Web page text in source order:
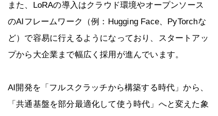
また、LoRAの導入はクラウド環境やオープンソース
のAIフレームワーク（例：Hugging Face、PyTorchな
ど）で容易に行えるようになっており、スタートアッ
プから大企業まで幅広く採用が進んでいます。
AI開発を「フルスクラッチから構築する時代」から、
「共通基盤を部分最適化して使う時代」へと変えた象